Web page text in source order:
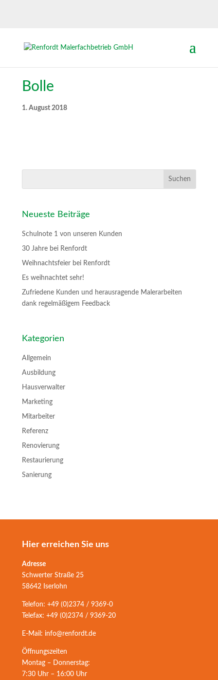
Bolle
1. August 2018
Neueste Beiträge
Schulnote 1 von unseren Kunden
30 Jahre bei Renfordt
Weihnachtsfeier bei Renfordt
Es weihnachtet sehr!
Zufriedene Kunden und herausragende Malerarbeiten
dank regelmäßigem Feedback
Kategorien
Allgemein
Ausbildung
Hausverwalter
Marketing
Mitarbeiter
Referenz
Renovierung
Restaurierung
Sanierung
Hier erreichen Sie uns
Adresse
Schwerter Straße 25
58642 Iserlohn
Telefon: +49 (0)2374 / 9369-0
Telefax: +49 (0)2374 / 9369-20
E-Mail: info@renfordt.de
Öffnungszeiten
Montag – Donnerstag:
7:30 Uhr – 16:00 Uhr